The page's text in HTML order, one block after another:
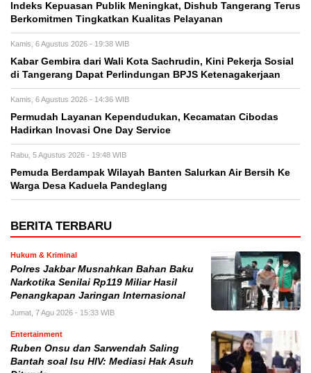
Indeks Kepuasan Publik Meningkat, Dishub Tangerang Terus
Berkomitmen Tingkatkan Kualitas Pelayanan
Kamis, 6 Agustus 2026 - 19:38 WIB
Kabar Gembira dari Wali Kota Sachrudin, Kini Pekerja Sosial
di Tangerang Dapat Perlindungan BPJS Ketenagakerjaan
Kamis, 6 Agustus 2026 - 14:36 WIB
Permudah Layanan Kependudukan, Kecamatan Cibodas
Hadirkan Inovasi One Day Service
Rabu, 5 Agustus 2026 - 19:48 WIB
Pemuda Berdampak Wilayah Banten Salurkan Air Bersih Ke
Warga Desa Kaduela Pandeglang
BERITA TERBARU
Hukum & Kriminal
Polres Jakbar Musnahkan Bahan Baku
Narkotika Senilai Rp119 Miliar Hasil
Penangkapan Jaringan Internasional
Jumat, 7 Agu 2026 - 15:33 WIB
Entertainment
Ruben Onsu dan Sarwendah Saling
Bantah soal Isu HIV: Mediasi Hak Asuh